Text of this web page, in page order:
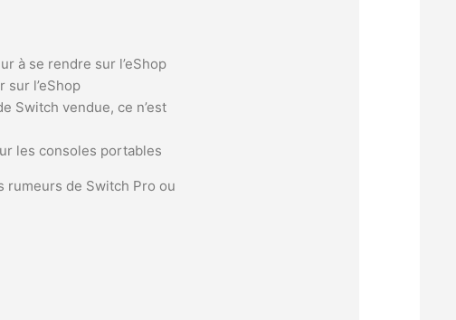
à se rendre sur l’eShop
sur l’eShop
Switch vendue, ce n’est
les consoles portables
rumeurs de Switch Pro ou